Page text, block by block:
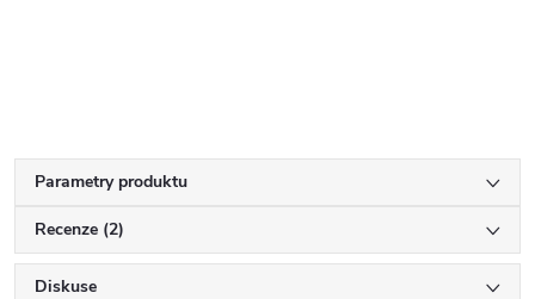
Parametry produktu
Recenze (2)
Diskuse